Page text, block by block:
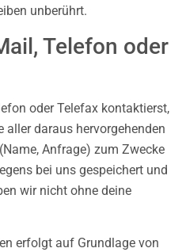
unberührt.
Telefon oder
oder Telefax kontaktierst,
daraus hervorgehenden
Anfrage) zum Zwecke
bei uns gespeichert und
wir nicht ohne deine
erfolgt auf Grundlage von